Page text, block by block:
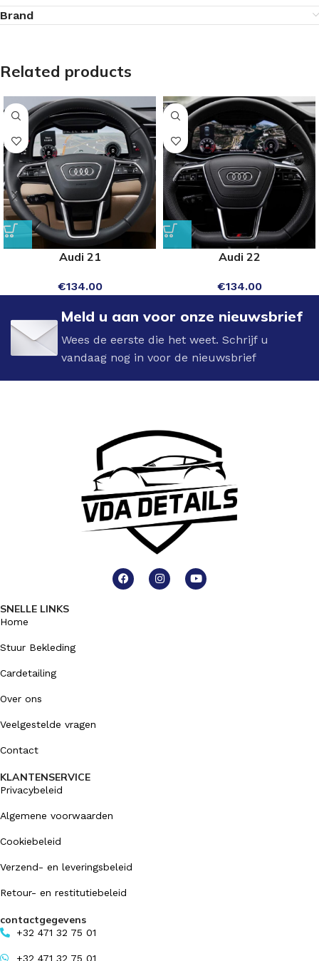
Brand
Related products
Audi 21
€134.00
Audi 22
€134.00
Meld u aan voor onze nieuwsbrief
Wees de eerste die het weet. Schrijf u
vandaag nog in voor de nieuwsbrief
SNELLE LINKS
Home
Stuur Bekleding
Cardetailing
Over ons
Veelgestelde vragen
Contact
KLANTENSERVICE
Privacybeleid
Algemene voorwaarden
Cookiebeleid
Verzend- en leveringsbeleid
Retour- en restitutiebeleid
contactgegevens
+32 471 32 75 01
+32 471 32 75 01